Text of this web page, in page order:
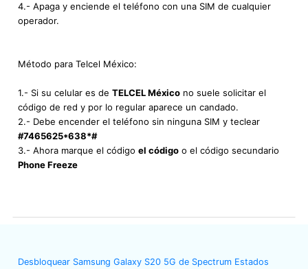
4.- Apaga y enciende el teléfono con una SIM de cualquier
operador.
Método para Telcel México:
1.- Si su celular es de TELCEL México no suele solicitar el
código de red y por lo regular aparece un candado.
2.- Debe encender el teléfono sin ninguna SIM y teclear
#7465625*638*#
3.- Ahora marque el código el código o el código secundario
Phone Freeze
Desbloquear Samsung Galaxy S20 5G de Spectrum Estados